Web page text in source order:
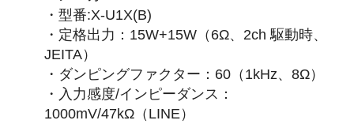
・型番:X-U1X(B)
・定格出力：15W+15W（6Ω、2ch 駆動時、
JEITA）
・ダンピングファクター：60（1kHz、8Ω）
・入力感度/インピーダンス：
1000mV/47kΩ（LINE）